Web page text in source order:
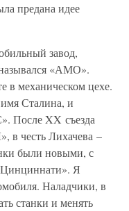
предана идее
завод,
«АМО».
в механическом цехе.
Сталина, и
После XX съезда
в честь Лихачева –
были новыми, с
Я
Наладчики, в
станки и менять